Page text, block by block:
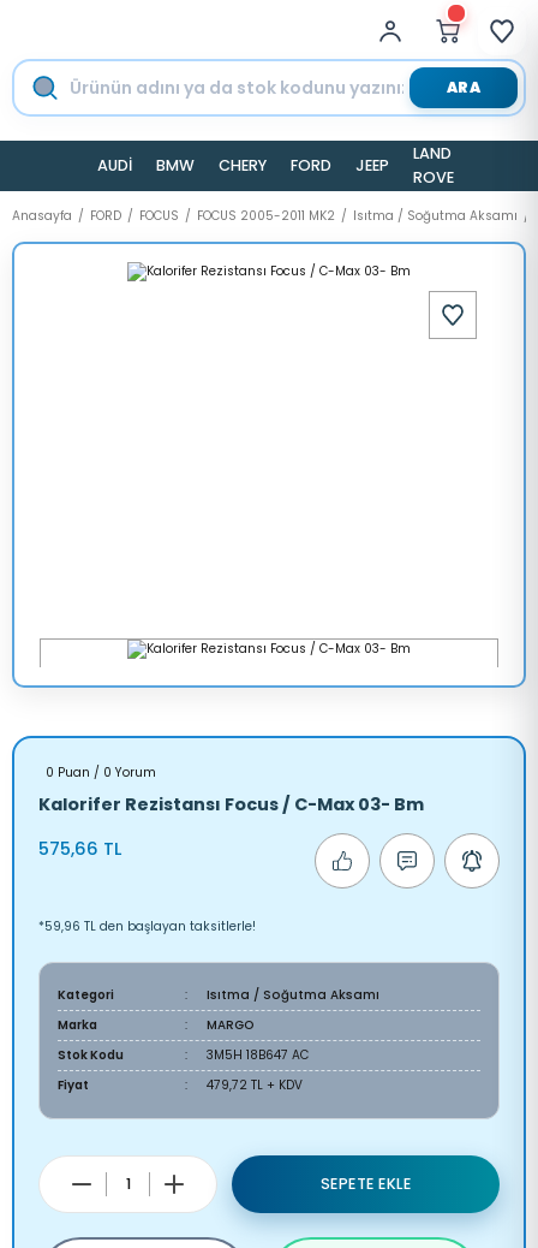
ARA
AUDİ BMW CHERY FORD JEEP
LAND
ROVER
Anasayfa FORD FOCUS FOCUS 2005-2011 MK2 Isıtma / Soğutma Aksamı
0 Puan / 0 Yorum
Kalorifer Rezistansı Focus / C-Max 03- Bm
575,66 TL
*59,96 TL den başlayan taksitlerle!
Kategori
Isıtma / Soğutma Aksamı
Marka
MARGO
Stok Kodu
3M5H 18B647 AC
Fiyat
479,72 TL + KDV
SEPETE EKLE